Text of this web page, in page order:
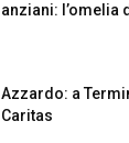
anziani: l’omelia
Azzardo: a
Caritas